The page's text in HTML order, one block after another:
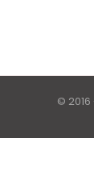
© 2016